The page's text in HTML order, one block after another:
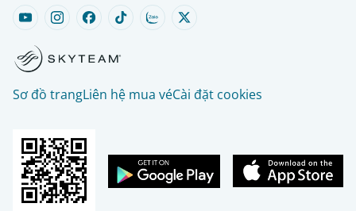
Sơ đồ trangLiên hệ mua véCài đặt cookies